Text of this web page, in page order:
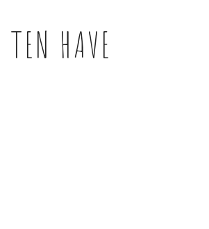
TEN HAVE